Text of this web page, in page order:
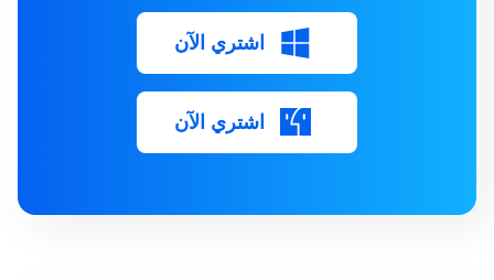
اشتري الآن
اشتري الآن